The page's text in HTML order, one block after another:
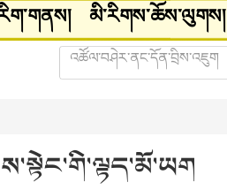
མི་རིགས་ཆོས་ལུགས།